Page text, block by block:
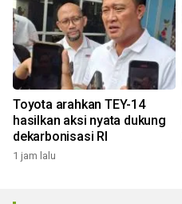
Toyota arahkan TEY-14
hasilkan aksi nyata dukung
dekarbonisasi RI
1 jam lalu